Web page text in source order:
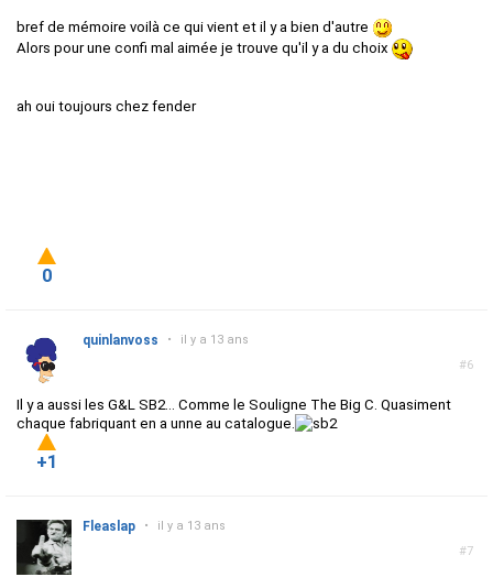
bref de mémoire voilà ce qui vient et il y a bien d'autre
Alors pour une confi mal aimée je trouve qu'il y a du choix
ah oui toujours chez fender
0
#6
quinlanvoss • il y a 13 ans
Il y a aussi les G&L SB2... Comme le Souligne The Big C. Quasiment
chaque fabriquant en a unne au catalogue.
+1
#7
Fleaslap • il y a 13 ans